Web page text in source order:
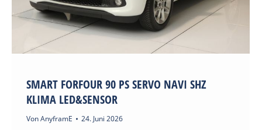
SMART FORFOUR 90 PS SERVO NAVI SHZ
KLIMA LED&SENSOR
VonAnyframE 24. Juni 2026